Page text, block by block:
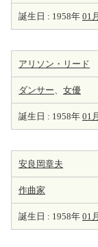
誕生日 : 1958年 01
アリソン・リード
ダンサー、 女優
誕生日 : 1958年 01
安良岡章夫
作曲家
誕生日 : 1958年 01